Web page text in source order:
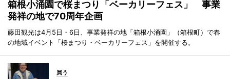
箱根小涌園で桜まつり「ベーカリーフェス」 事業
発祥の地で70周年企画
藤田観光は4月5日・6日、事業発祥の地「箱根小涌園」（箱根町）で春
の地域イベント「桜まつり・ベーカリーフェス」を開催する。
買う